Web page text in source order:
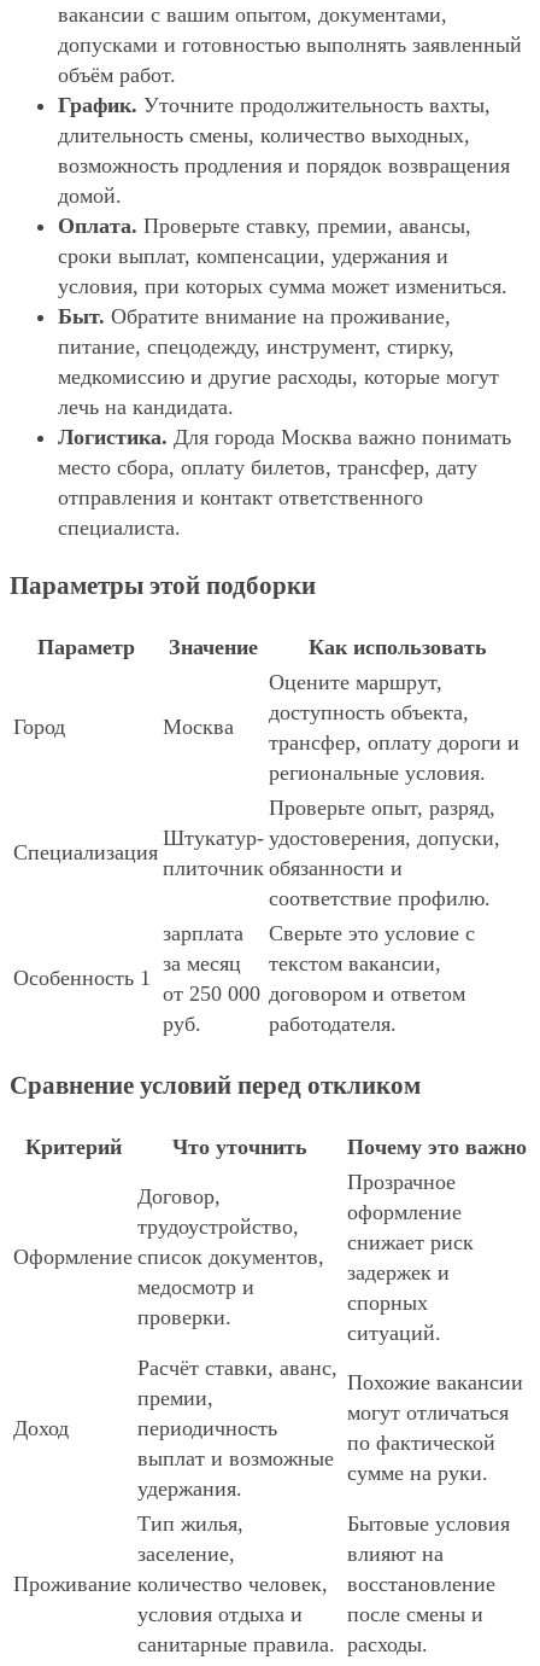
вакансии с вашим опытом, документами,
допусками и готовностью выполнять заявленный
объём работ.
График. Уточните продолжительность вахты,
длительность смены, количество выходных,
возможность продления и порядок возвращения
домой.
Оплата. Проверьте ставку, премии, авансы,
сроки выплат, компенсации, удержания и
условия, при которых сумма может измениться.
Быт. Обратите внимание на проживание,
питание, спецодежду, инструмент, стирку,
медкомиссию и другие расходы, которые могут
лечь на кандидата.
Логистика. Для города Москва важно понимать
место сбора, оплату билетов, трансфер, дату
отправления и контакт ответственного
специалиста.
Параметры этой подборки
Параметр Значение Как использовать
Город Москва
Оцените маршрут,
доступность объекта,
трансфер, оплату дороги и
региональные условия.
Специализация
Штукатур-
плиточник
Проверьте опыт, разряд,
удостоверения, допуски,
обязанности и
соответствие профилю.
Особенность 1
зарплата
за месяц
от 250 000
руб.
Сверьте это условие с
текстом вакансии,
договором и ответом
работодателя.
Сравнение условий перед откликом
Критерий Что уточнить Почему это важно
Оформление
Договор,
трудоустройство,
список документов,
медосмотр и
проверки.
Прозрачное
оформление
снижает риск
задержек и
спорных
ситуаций.
Доход
Расчёт ставки, аванс,
премии,
периодичность
выплат и возможные
удержания.
Похожие вакансии
могут отличаться
по фактической
сумме на руки.
Проживание
Тип жилья,
заселение,
количество человек,
условия отдыха и
санитарные правила.
Бытовые условия
влияют на
восстановление
после смены и
расходы.